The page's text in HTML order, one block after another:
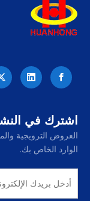
اشترك في
العروض الترويجية
الوارد الخاص بك.